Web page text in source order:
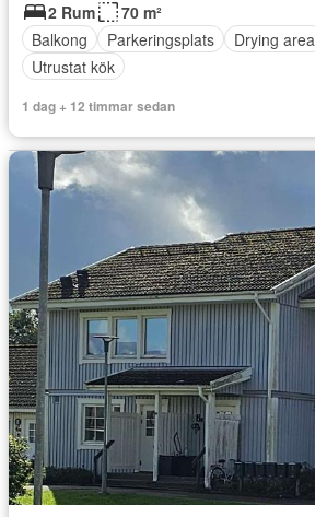
2 Rum
70 m²
Balkong
Parkeringsplats Drying area
Utrustat kök
1 dag + 12 timmar sedan